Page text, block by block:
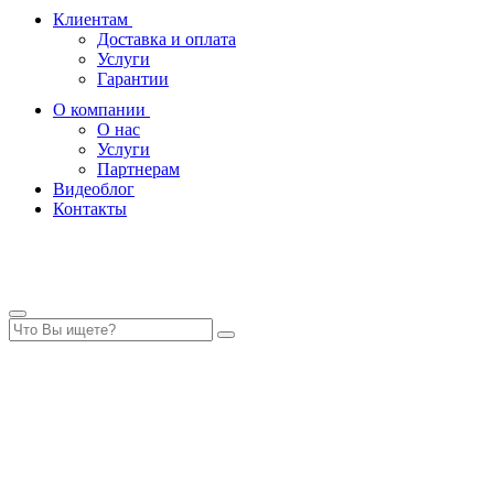
Клиентам
Доставка и оплата
Услуги
Гарантии
О компании
О нас
Услуги
Партнерам
Видеоблог
Контакты